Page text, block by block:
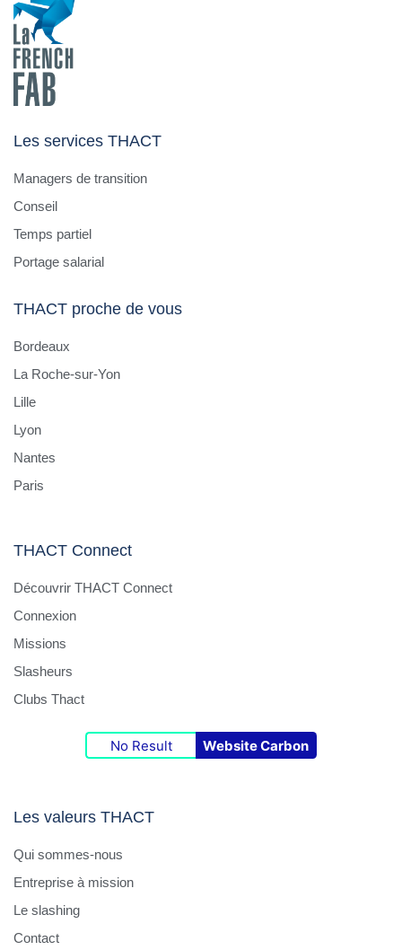
Les services THACT
Managers de transition
Conseil
Temps partiel
Portage salarial
THACT proche de vous
Bordeaux
La Roche-sur-Yon
Lille
Lyon
Nantes
Paris
THACT Connect
Découvrir THACT Connect
Connexion
Missions
Slasheurs
Clubs Thact
No Result Website Carbon
Les valeurs THACT
Qui sommes-nous
Entreprise à mission
Le slashing
Contact